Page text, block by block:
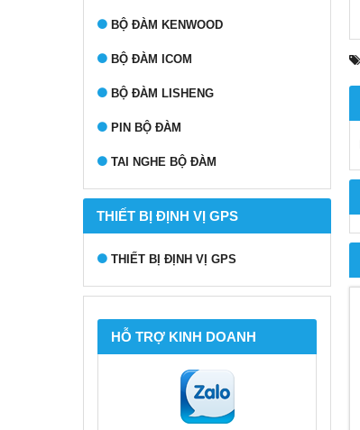
BỘ ĐÀM KENWOOD
BỘ ĐÀM ICOM
BỘ ĐÀM LISHENG
PIN BỘ ĐÀM
TAI NGHE BỘ ĐÀM
THIẾT BỊ ĐỊNH VỊ GPS
THIẾT BỊ ĐỊNH VỊ GPS
HỖ TRỢ KINH DOANH